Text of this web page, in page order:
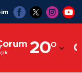
20°
Adıyaman